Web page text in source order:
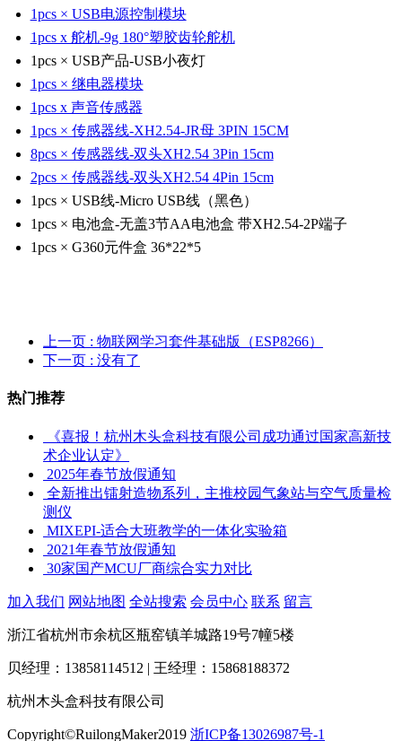
1pcs × USB电源控制模块
1pcs x 舵机-9g 180°塑胶齿轮舵机
1pcs × USB产品-USB小夜灯
1pcs × 继电器模块
1pcs x 声音传感器
1pcs × 传感器线-XH2.54-JR母 3PIN 15CM
8pcs × 传感器线-双头XH2.54 3Pin 15cm
2pcs × 传感器线-双头XH2.54 4Pin 15cm
1pcs × USB线-Micro USB线（黑色）
1pcs × 电池盒-无盖3节AA电池盒 带XH2.54-2P端子
1pcs × G360元件盒 36*22*5
上一页 : 物联网学习套件基础版（ESP8266）
下一页 : 没有了
热门推荐
《喜报！杭州木头盒科技有限公司成功通过国家高新技
术企业认定》
2025年春节放假通知
全新推出镭射造物系列，主推校园气象站与空气质量检
测仪
MIXEPI-适合大班教学的一体化实验箱
2021年春节放假通知
30家国产MCU厂商综合实力对比
加入我们 网站地图 全站搜索 会员中心 联系 留言
浙江省杭州市余杭区瓶窑镇羊城路19号7幢5楼
贝经理：13858114512 | 王经理：15868188372
杭州木头盒科技有限公司
Copyright©RuilongMaker2019 浙ICP备13026987号-1